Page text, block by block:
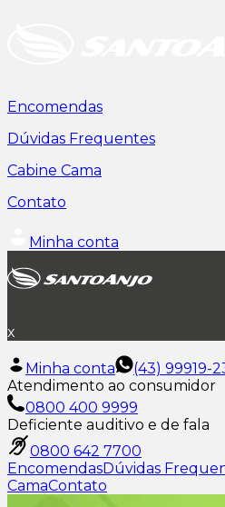
Encomendas
Dúvidas Frequentes
Cabine Cama
Contato
Minha conta
x
Minha conta
(43) 99919-
Atendimento ao consumidor
0800 400 9999
Deficiente auditivo e de fala
0800 642 7700
EncomendasDúvidas
CamaContato